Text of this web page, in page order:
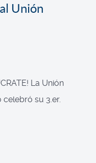
Unión
La Unión
celebró su 3.er.